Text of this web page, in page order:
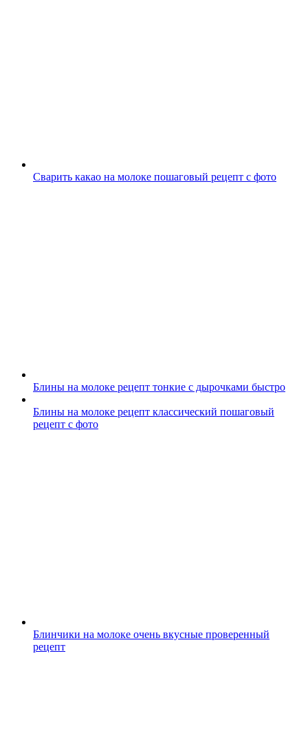
Сварить какао на молоке пошаговый рецепт с фото
Блины на молоке рецепт тонкие с дырочками быстро
Блины на молоке рецепт классический пошаговый
рецепт с фото
Блинчики на молоке очень вкусные проверенный
рецепт